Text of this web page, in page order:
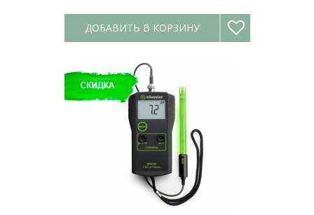
ДОБАВИТЬ В КОРЗИНУ